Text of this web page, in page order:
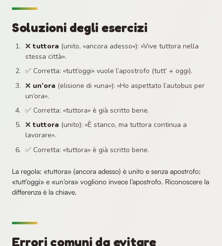
Soluzioni degli esercizi
❌ tuttora (unito, «ancora adesso»): «Vive tuttora nella
stessa città».
✅ Corretta: «tutt’oggi» vuole l’apostrofo (tutt’ + oggi).
❌ un’ora (elisione di «una»): «Ho aspettato l’autobus per
un’ora».
✅ Corretta: «tuttora» è già scritto bene.
❌ tuttora (unito): «È stanco, ma tuttora continua a
lavorare».
✅ Corretta: «tuttora» è già scritto bene.
La regola: «tuttora» (ancora adesso) è unito e senza apostrofo;
«tutt’oggi» e «un’ora» vogliono invece l’apostrofo. Riconoscere la
differenza è la chiave.
Errori comuni da evitare